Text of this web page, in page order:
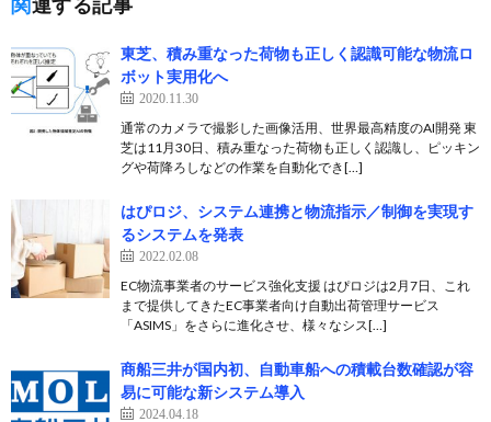
東芝、積み重なった荷物も正しく認識可能な物流ロ
ボット実用化へ
2020.11.30
通常のカメラで撮影した画像活用、世界最高精度のAI開発 東
芝は11月30日、積み重なった荷物も正しく認識し、ピッキン
グや荷降ろしなどの作業を自動化でき[…]
はぴロジ、システム連携と物流指示／制御を実現す
るシステムを発表
2022.02.08
EC物流事業者のサービス強化支援 はぴロジは2月7日、これ
まで提供してきたEC事業者向け自動出荷管理サービス
「ASIMS」をさらに進化させ、様々なシス[…]
商船三井が国内初、自動車船への積載台数確認が容
易に可能な新システム導入
2024.04.18